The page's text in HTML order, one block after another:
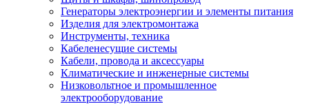
Генераторы электроэнергии и элементы питания
Изделия для электромонтажа
Инструменты, техника
Кабеленесущие системы
Кабели, провода и аксессуары
Климатические и инженерные системы
Низковольтное и промышленное
электрооборудование